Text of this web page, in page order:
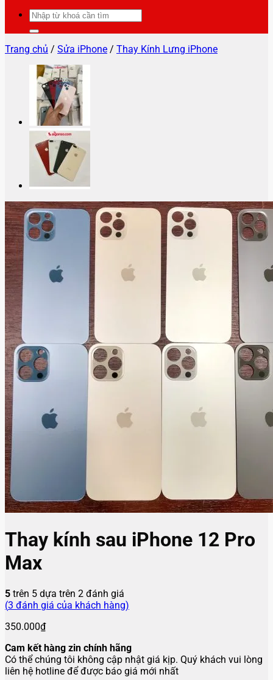
Tìm
kiếm:
Trang chủ / Sửa iPhone / Thay Kính Lưng iPhone
Thay kính sau iPhone 12 Pro
Max
5 trên 5 dựa trên 2 đánh giá
(3 đánh giá của khách hàng)
350.000₫
Cam kết hàng zin chính hãng
Có thể chúng tôi không cập nhật giá kịp. Quý khách vui lòng
liên hệ hotline để được báo giá mới nhất